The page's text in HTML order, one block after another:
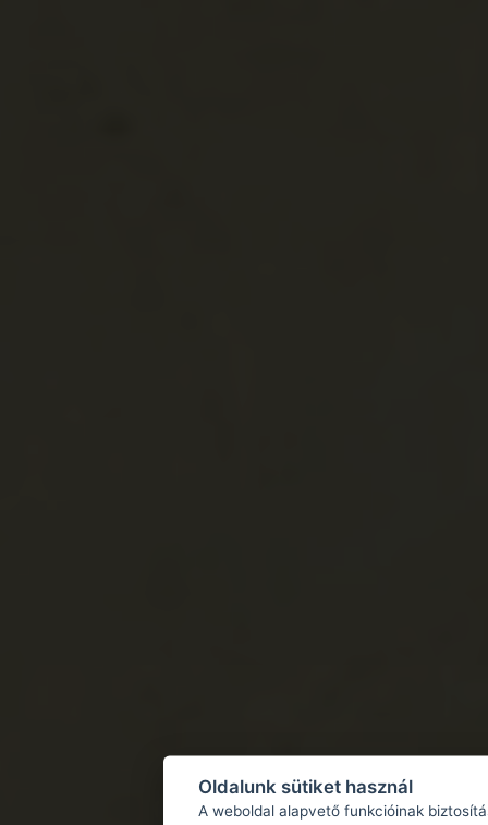
Oldalunk sütiket használ
A weboldal alapvető funkcióinak